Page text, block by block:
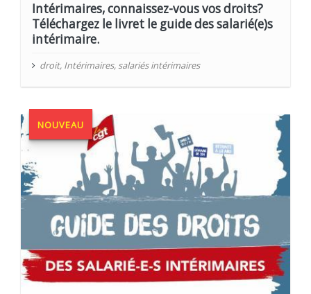
Intérimaires, connaissez-vous vos droits?
Téléchargez le livret le guide des salarié(e)s
intérimaire.
droit, Intérimaires, salariés intérimaires
NOUVEAU